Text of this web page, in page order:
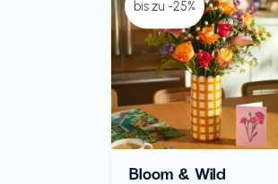
bis zu -25%
Bloom & Wild